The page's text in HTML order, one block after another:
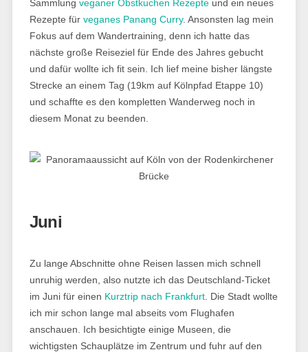
Sammlung veganer Obstkuchen Rezepteund ein neues
Rezepte für veganes Panang Curry. Ansonsten lag mein
Fokus auf dem Wandertraining, denn ich hatte das
nächste große Reiseziel für Ende des Jahres gebucht
und dafür wollte ich fit sein. Ich lief meine bisher längste
Strecke an einem Tag (19km auf Kölnpfad Etappe 10)
und schaffte es den kompletten Wanderweg noch in
diesem Monat zu beenden.
Juni
Zu lange Abschnitte ohne Reisen lassen mich schnell
unruhig werden, also nutzte ich das Deutschland-Ticket
im Juni für einen Kurztrip nach Frankfurt. Die Stadt wollte
ich mir schon lange mal abseits vom Flughafen
anschauen. Ich besichtigte einige Museen, die
wichtigsten Schauplätze im Zentrum und fuhr auf den